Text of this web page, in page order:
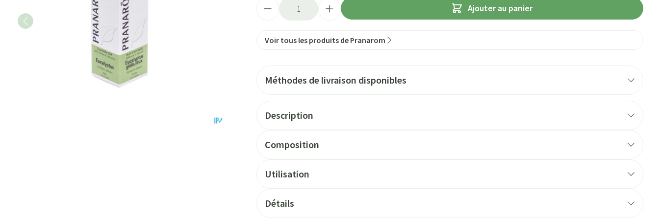
Ajouter au panier
Voir tous les produits de Pranarom
Méthodes de livraison disponibles
Description
Composition
Utilisation
Détails